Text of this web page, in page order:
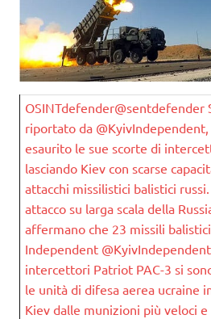
OSINTdefender@sentdefender
riportato da
esaurito le sue scorte di
lasciando Kiev con scarse
attacchi missilistici balistici
attacco su larga scala della
affermano che 23 missili
Independent
intercettori Patriot PAC-3 si
le unità di difesa aerea ucraine
Kiev dalle munizioni più veloci e